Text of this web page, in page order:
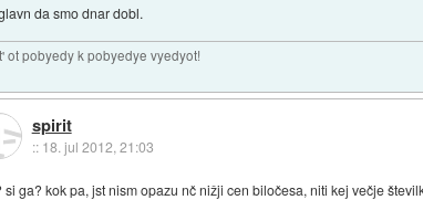
da smo dnar dobl.
ot pobyedy k pobyedye vyedyot!
spirit
:: 18. jul 2012, 21:03
si ga? kok pa, jst nism opazu nč nižji cen biločesa, niti kej večje